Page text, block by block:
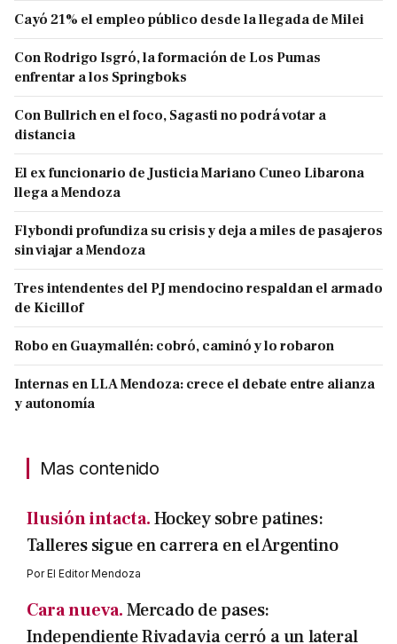
Cayó 21% el empleo público desde la llegada de Milei
Con Rodrigo Isgró, la formación de Los Pumas
enfrentar a los Springboks
Con Bullrich en el foco, Sagasti no podrá votar a
distancia
El ex funcionario de Justicia Mariano Cuneo Libarona
llega a Mendoza
Flybondi profundiza su crisis y deja a miles de pasajeros
sin viajar a Mendoza
Tres intendentes del PJ mendocino respaldan el armado
de Kicillof
Robo en Guaymallén: cobró, caminó y lo robaron
Internas en LLA Mendoza: crece el debate entre alianza
y autonomía
Mas contenido
Ilusión intacta.Hockey sobre patines:
Talleres sigue en carrera en el Argentino
PorEl Editor Mendoza
Cara nueva.Mercado de pases:
Independiente Rivadavia cerró a un lateral